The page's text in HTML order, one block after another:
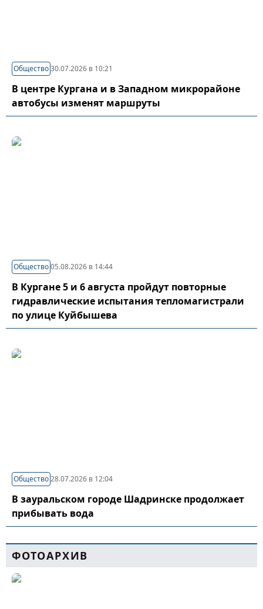
Общество30.07.2026 в 10:21
В центре Кургана и в Западном микрорайоне
автобусы изменят маршруты
Общество05.08.2026 в 14:44
В Кургане 5 и 6 августа пройдут повторные
гидравлические испытания тепломагистрали
по улице Куйбышева
Общество28.07.2026 в 12:04
В зауральском городе Шадринске продолжает
прибывать вода
ФОТОАРХИВ